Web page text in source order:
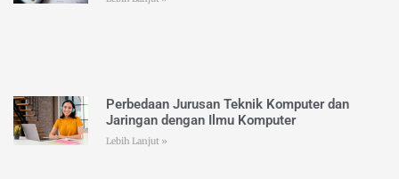
Perbedaan Jurusan Teknik Komputer dan
Jaringan dengan Ilmu Komputer
Lebih Lanjut »